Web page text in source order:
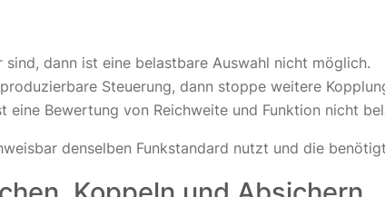
dann ist eine belastbare Auswahl nicht möglich.
Steuerung, dann stoppe weitere
Bewertung von Reichweite und Funktion nicht
denselben Funkstandard nutzt und die